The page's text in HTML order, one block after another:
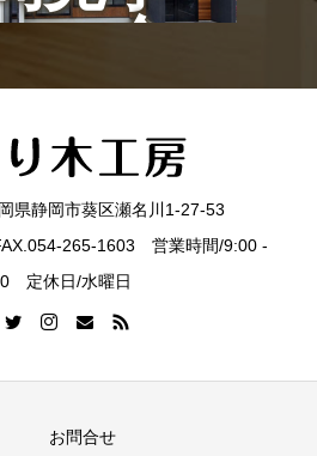
会
県静岡市葵区瀬名川1-27-53
265-1603 営業時間/9:00 -
定休日/水曜日
お問合せ